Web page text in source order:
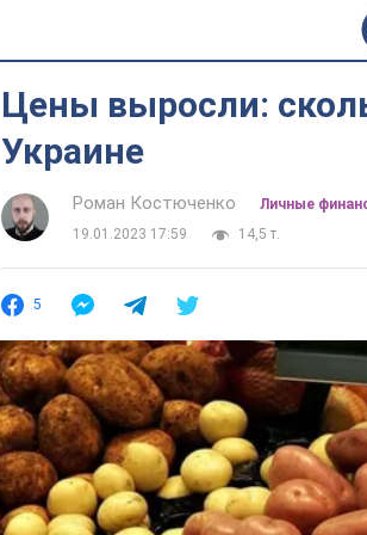
Цены выросли:
Украине
Роман Костюченко
Личные
19.01.2023 17:59
14,5 т.
5